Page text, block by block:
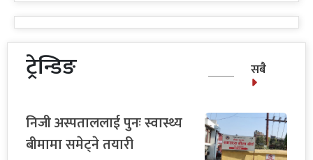
ट्रेन्डिङ सबै
निजी अस्पताललाई पुनः स्वास्थ्य
बीमामा समेट्ने तयारी